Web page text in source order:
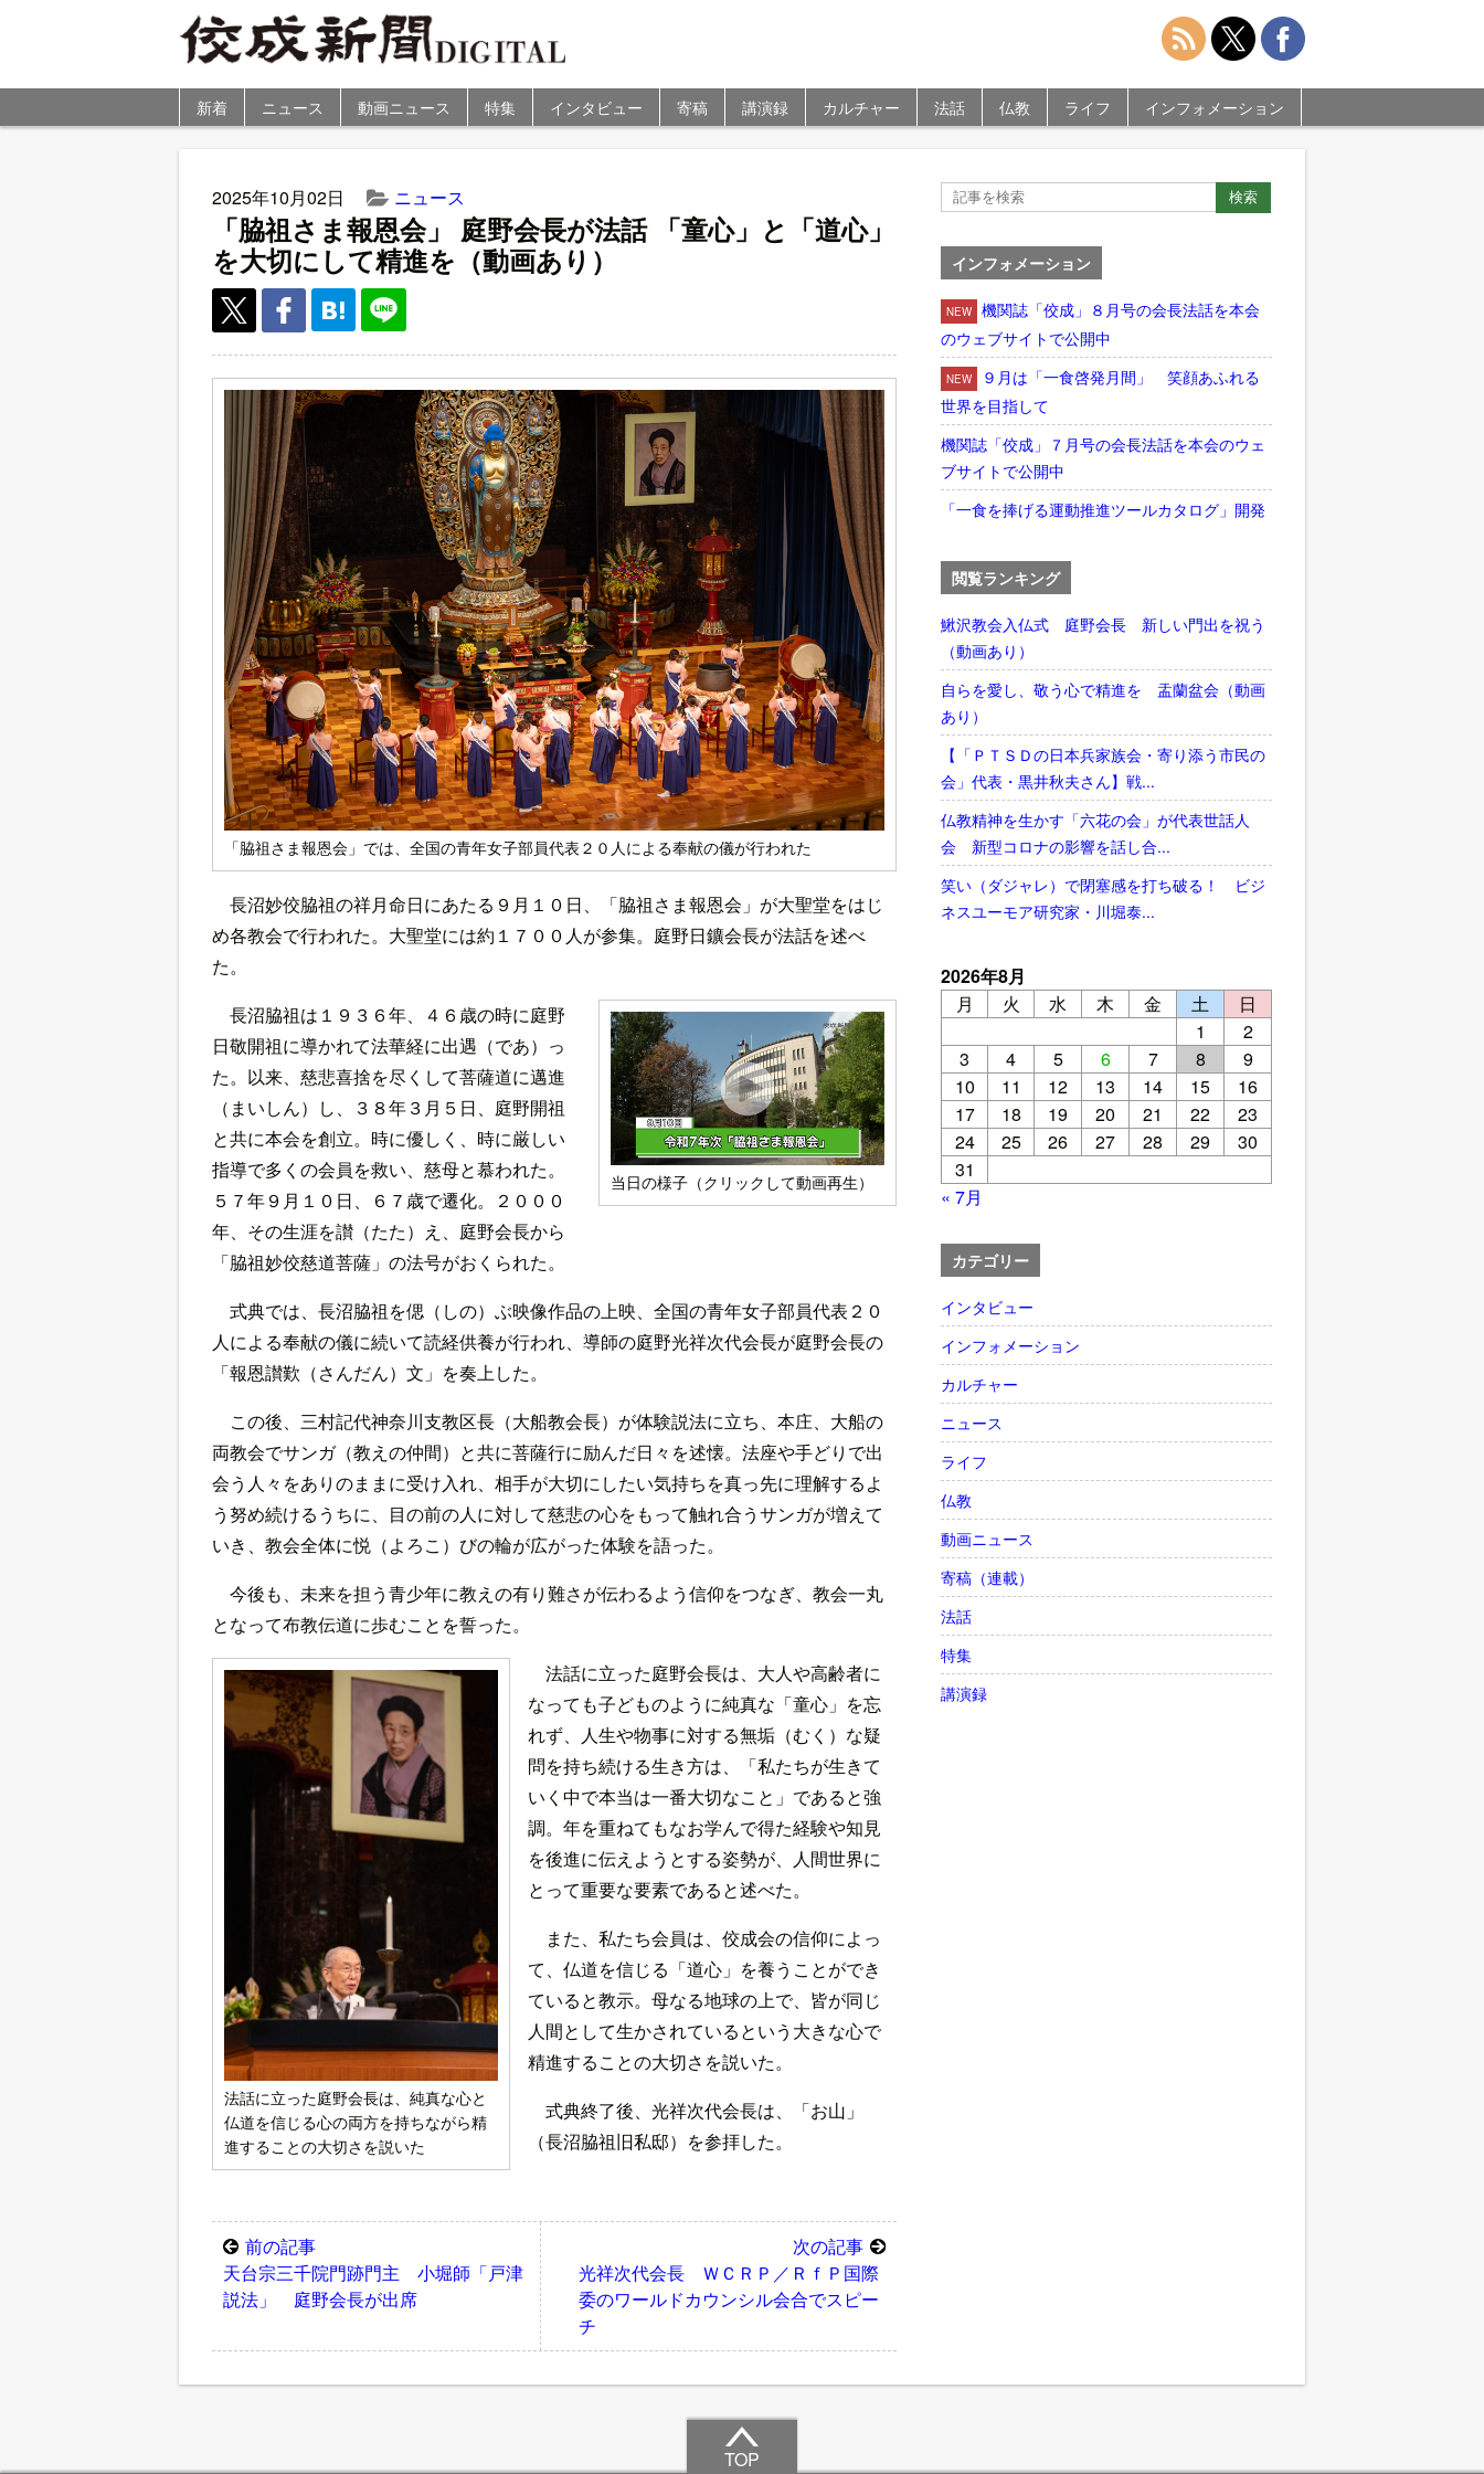
新着 ニュース 動画ニュース 特集 インタビュー 寄稿 講演録 カルチャー 法話 仏教 ライフ インフォメーション
2025年10月02日 ニュース
「脇祖さま報恩会」 庭野会長が法話 「童心」と「道心」
を大切にして精進を（動画あり）
「脇祖さま報恩会」では、全国の青年女子部員代表２０人による奉献の儀が行われた
長沼妙佼脇祖の祥月命日にあたる９月１０日、「脇祖さま報恩会」が大聖堂をはじ
め各教会で行われた。大聖堂には約１７００人が参集。庭野日鑛会長が法話を述べ
た。
当日の様子（クリックして動画再生）
長沼脇祖は１９３６年、４６歳の時に庭野
日敬開祖に導かれて法華経に出遇（であ）っ
た。以来、慈悲喜捨を尽くして菩薩道に邁進
（まいしん）し、３８年３月５日、庭野開祖
と共に本会を創立。時に優しく、時に厳しい
指導で多くの会員を救い、慈母と慕われた。
５７年９月１０日、６７歳で遷化。２０００
年、その生涯を讃（たた）え、庭野会長から
「脇祖妙佼慈道菩薩」の法号がおくられた。
式典では、長沼脇祖を偲（しの）ぶ映像作品の上映、全国の青年女子部員代表２０
人による奉献の儀に続いて読経供養が行われ、導師の庭野光祥次代会長が庭野会長の
「報恩讃歎（さんだん）文」を奏上した。
この後、三村記代神奈川支教区長（大船教会長）が体験説法に立ち、本庄、大船の
両教会でサンガ（教えの仲間）と共に菩薩行に励んだ日々を述懐。法座や手どりで出
会う人々をありのままに受け入れ、相手が大切にしたい気持ちを真っ先に理解するよ
う努め続けるうちに、目の前の人に対して慈悲の心をもって触れ合うサンガが増えて
いき、教会全体に悦（よろこ）びの輪が広がった体験を語った。
今後も、未来を担う青少年に教えの有り難さが伝わるよう信仰をつなぎ、教会一丸
となって布教伝道に歩むことを誓った。
法話に立った庭野会長は、純真な心と
仏道を信じる心の両方を持ちながら精
進することの大切さを説いた
法話に立った庭野会長は、大人や高齢者に
なっても子どものように純真な「童心」を忘
れず、人生や物事に対する無垢（むく）な疑
問を持ち続ける生き方は、「私たちが生きて
いく中で本当は一番大切なこと」であると強
調。年を重ねてもなお学んで得た経験や知見
を後進に伝えようとする姿勢が、人間世界に
とって重要な要素であると述べた。
また、私たち会員は、佼成会の信仰によっ
て、仏道を信じる「道心」を養うことができ
ていると教示。母なる地球の上で、皆が同じ
人間として生かされているという大きな心で
精進することの大切さを説いた。
式典終了後、光祥次代会長は、「お山」
（長沼脇祖旧私邸）を参拝した。
前の記事
天台宗三千院門跡門主 小堀師「戸津
説法」 庭野会長が出席
次の記事
光祥次代会長 ＷＣＲＰ／ＲｆＰ国際
委のワールドカウンシル会合でスピー
チ
インフォメーション
NEW
機関誌「佼成」８月号の会長法話を本会
のウェブサイトで公開中
NEW
９月は「一食啓発月間」 笑顔あふれる
世界を目指して
機関誌「佼成」７月号の会長法話を本会のウェ
ブサイトで公開中
「一食を捧げる運動推進ツールカタログ」開発
閲覧ランキング
鰍沢教会入仏式 庭野会長 新しい門出を祝う
（動画あり）
自らを愛し、敬う心で精進を 盂蘭盆会（動画
あり）
【「ＰＴＳＤの日本兵家族会・寄り添う市民の
会」代表・黒井秋夫さん】戦...
仏教精神を生かす「六花の会」が代表世話人
会 新型コロナの影響を話し合...
笑い（ダジャレ）で閉塞感を打ち破る！ ビジ
ネスユーモア研究家・川堀泰...
2026年8月
月
火 水 木 金 土
日
1
2
3
4 5 6 7 8
9
10
11 12 13 14 15
16
17
18 19 20 21 22
23
24
25 26 27 28 29
30
31
« 7月
カテゴリー
インタビュー
インフォメーション
カルチャー
ニュース
ライフ
仏教
動画ニュース
寄稿（連載）
法話
特集
講演録
TOP